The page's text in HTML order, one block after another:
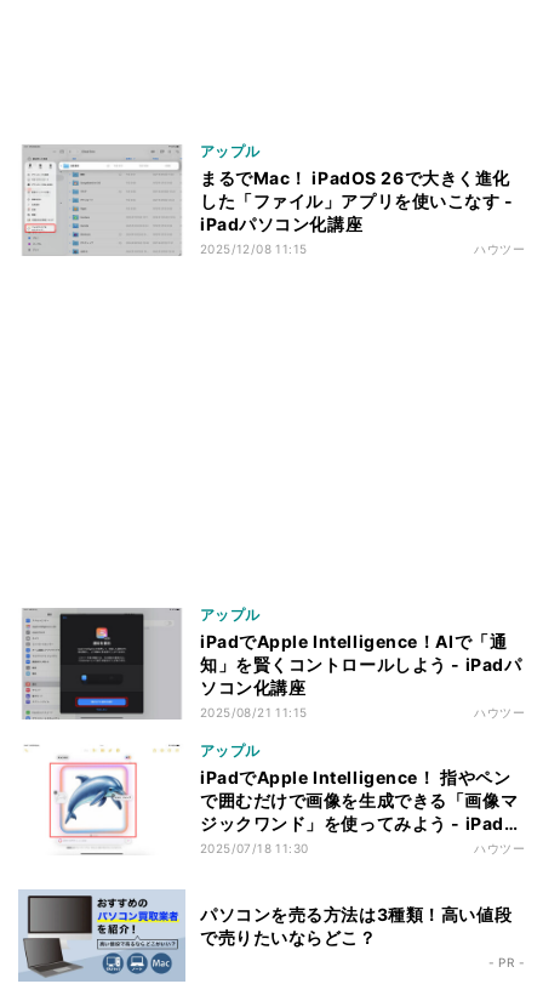
アップル
まるでMac！ iPadOS 26で大きく進化
した「ファイル」アプリを使いこなす -
iPadパソコン化講座
2025/12/08 11:15 ハウツー
アップル
iPadでApple Intelligence！AIで「通
知」を賢くコントロールしよう - iPadパ
ソコン化講座
2025/08/21 11:15 ハウツー
アップル
iPadでApple Intelligence！ 指やペン
で囲むだけで画像を生成できる「画像マ
ジックワンド」を使ってみよう - iPadパ
ソコン化講座
2025/07/18 11:30 ハウツー
パソコンを売る方法は3種類！高い値段
で売りたいならどこ？
- PR -